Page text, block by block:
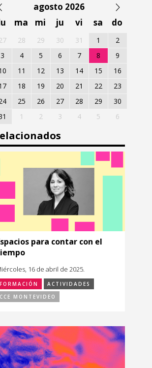
agosto 2026
ma mi ju vi sa do
28 29 30 31 1
2
3
4 5 6 7 8
9
11 12 13 14 15
16
18 19 20 21 22
23
25 26 27 28 29
30
1 2 3 4 5 6
para contar con el
16 de abril de 2025.
FORMACIÓN
ACTIVIDADES
CCE MONTEVIDEO